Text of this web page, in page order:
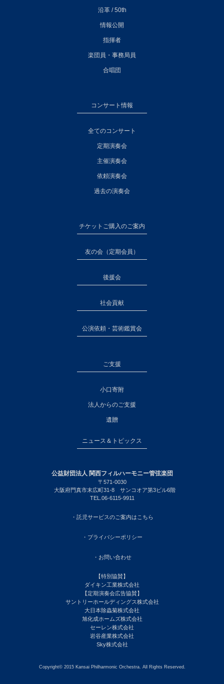
沿革 / 50th
情報公開
指揮者
楽団員・事務局員
合唱団
コンサート情報
全てのコンサート
定期演奏会
主催演奏会
依頼演奏会
過去の演奏会
チケットご購入のご案内
友の会（定期会員）
後援会
社会貢献
公演依頼・芸術鑑賞会
ご支援
小口寄附
法人からのご支援
遺贈
ニュース＆トピックス
公益財団法人 関西フィルハーモニー管弦楽団
〒571-0030
大阪府門真市末広町31-8 サンコオア第3ビル6階
TEL.06-6115-9911
・託児サービスのご案内はこちら
・プライバシーポリシー
・お問い合わせ
【特別協賛】
ダイキン工業株式会社
【定期演奏会広告協賛】
サントリーホールディングス株式会社
大日本除蟲菊株式会社
旭化成ホームズ株式会社
セーレン株式会社
岩谷産業株式会社
Sky株式会社
Copyright© 2015 Kansai Philharmonic Orchestra. All Rights Reserved.